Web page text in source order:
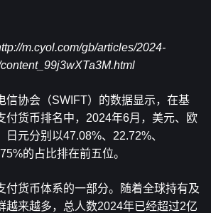
m.cyol.com/gb/articles/2024-
信协会（SWIFT）的数据显示，在基
付货币排名中，2024年6月，美元、欧
日元分别以47.08%、22.72%、
的占比排在前五位。
付货币体系的一部分。随着全球持有及
越来越多，总人数2024年已经超过2亿